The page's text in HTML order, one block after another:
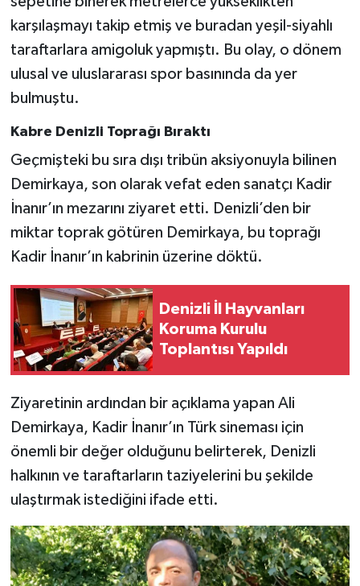
karşılaşmayı takip etmiş ve buradan yeşil-siyahlı
taraftarlara amigoluk yapmıştı. Bu olay, o dönem
ulusal ve uluslararası spor basınında da yer
bulmuştu.
Kabre Denizli Toprağı Bıraktı
Geçmişteki bu sıra dışı tribün aksiyonuyla bilinen
Demirkaya, son olarak vefat eden sanatçı Kadir
İnanır’ın mezarını ziyaret etti. Denizli’den bir
miktar toprak götüren Demirkaya, bu toprağı
Kadir İnanır’ın kabrinin üzerine döktü.
Denizli İl Hayvanları
Koruma Kurulu
Toplantısı Yapıldı
Ziyaretinin ardından bir açıklama yapan Ali
Demirkaya, Kadir İnanır’ın Türk sineması için
önemli bir değer olduğunu belirterek, Denizli
halkının ve taraftarların taziyelerini bu şekilde
ulaştırmak istediğini ifade etti.